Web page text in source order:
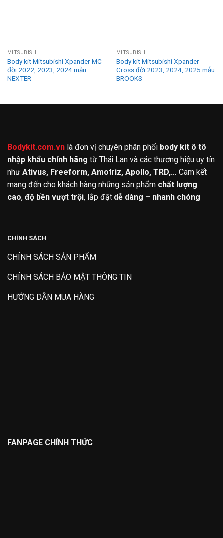
MITSUBISHI
Body kit Mitsubishi Xpander MC
đời 2022, 2023, 2024 mẫu
NEXTER
MITSUBISHI
Body kit Mitsubishi Xpander
Cross đời 2023, 2024, 2025 mẫu
BROOKS
Bodykit.com.vn là đơn vị chuyên phân phối body kit ô tô
nhập khẩu chính hãng từ Thái Lan và các thương hiệu uy tín
như Ativus, Freeform, Amotriz, Apollo, TRD,… Cam kết
mang đến cho khách hàng những sản phẩm chất lượng
cao, độ bền vượt trội, lắp đặt dễ dàng – nhanh chóng
CHÍNH SÁCH
CHÍNH SÁCH SẢN PHẨM
CHÍNH SÁCH BẢO MẬT THÔNG TIN
HƯỚNG DẪN MUA HÀNG
FANPAGE CHÍNH THỨC